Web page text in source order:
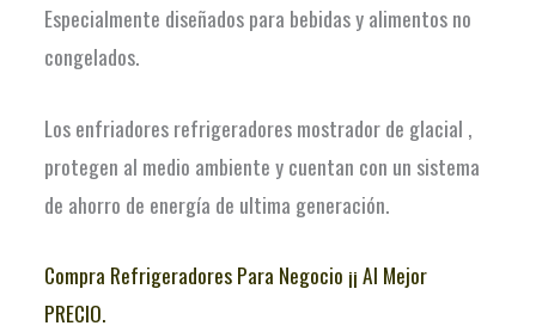
Especialmente diseñados para bebidas y alimentos no
congelados.
Los enfriadores refrigeradores mostrador de glacial ,
protegen al medio ambiente y cuentan con un sistema
de ahorro de energía de ultima generación.
Compra Refrigeradores Para Negocio ¡¡ Al Mejor
PRECIO.